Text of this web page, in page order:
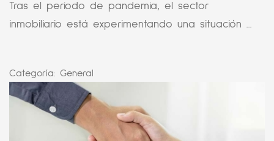
Tras el periodo de pandemia, el sector
inmobiliario está experimentando una situación ...
Categoría: General